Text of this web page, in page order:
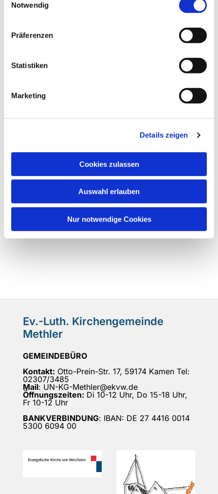
Notwendig
Präferenzen
Statistiken
Marketing
Details zeigen
Cookies zulassen
Auswahl erlauben
Nur notwendige Cookies
Dies könnte Sie auch
Ev.-Luth. Kirchengemeinde
Methler
GEMEINDEBÜRO
Kontakt: Otto-Prein-Str. 17, 59174 Kamen Tel:
02307/3485
Mail: UN-KG-Methler@ekvw.de
Öffnungszeiten: Di 10-12 Uhr, Do 15-18 Uhr,
Fr 10-12 Uhr
BANKVERBINDUNG: IBAN: DE 27 4416 0014
5300 6094 00